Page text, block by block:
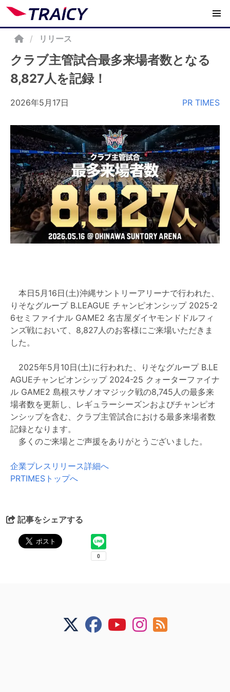
/ リリース
クラブ主管試合最多来場者数となる
8,827人を記録！
2026年5月17日 PR TIMES
本日5月16日(土)沖縄サントリーアリーナで行われた、
りそなグループ B.LEAGUE チャンピオンシップ 2025-2
6セミファイナル GAME2 名古屋ダイヤモンドドルフィ
ンズ戦において、8,827人のお客様にご来場いただきま
した。
2025年5月10日(土)に行われた、りそなグループ B.LE
AGUEチャンピオンシップ 2024-25 クォーターファイナ
ル GAME2 島根スサノオマジック戦の8,745人の最多来
場者数を更新し、レギュラーシーズンおよびチャンピオ
ンシップを含む、クラブ主管試合における最多来場者数
記録となります。
多くのご来場とご声援をありがとうございました。
企業プレスリリース詳細へ
PRTIMESトップへ
記事をシェアする